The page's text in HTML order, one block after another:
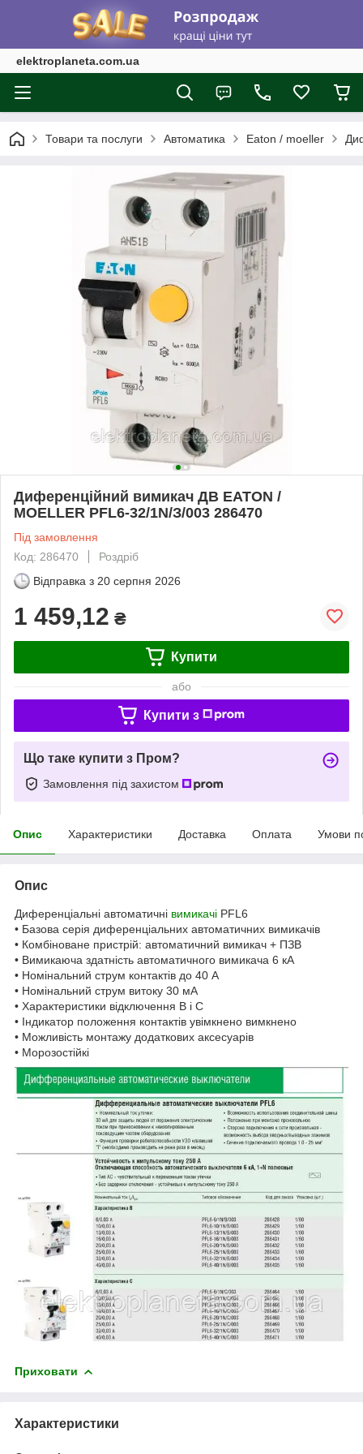
elektroplaneta.com.ua
Товари та послуги Автоматика Eaton / moeller
Диференційний вимикач ДВ EATON /
MOELLER PFL6-32/1N/З/003 286470
Під замовлення
Код: 286470
Роздріб
Відправка з 20 серпня 2026
1 459,12 ₴
Купити
або
Купити з
Що таке купити з Пром?
Замовлення під захистом
Опис Характеристики Доставка Оплата Умови
Опис
Диференціальні автоматичні вимикачі PFL6
• Базова серія диференціальних автоматичних вимикачів
• Комбіноване пристрій: автоматичний вимикач + ПЗВ
• Вимикаюча здатність автоматичного вимикача 6 кА
• Номінальний струм контактів до 40 А
• Номінальний струм витоку 30 мА
• Характеристики відключення B і C
• Індикатор положення контактів увімкнено вимкнено
• Можливість монтажу додаткових аксесуарів
• Морозостійкі
Приховати
Характеристики